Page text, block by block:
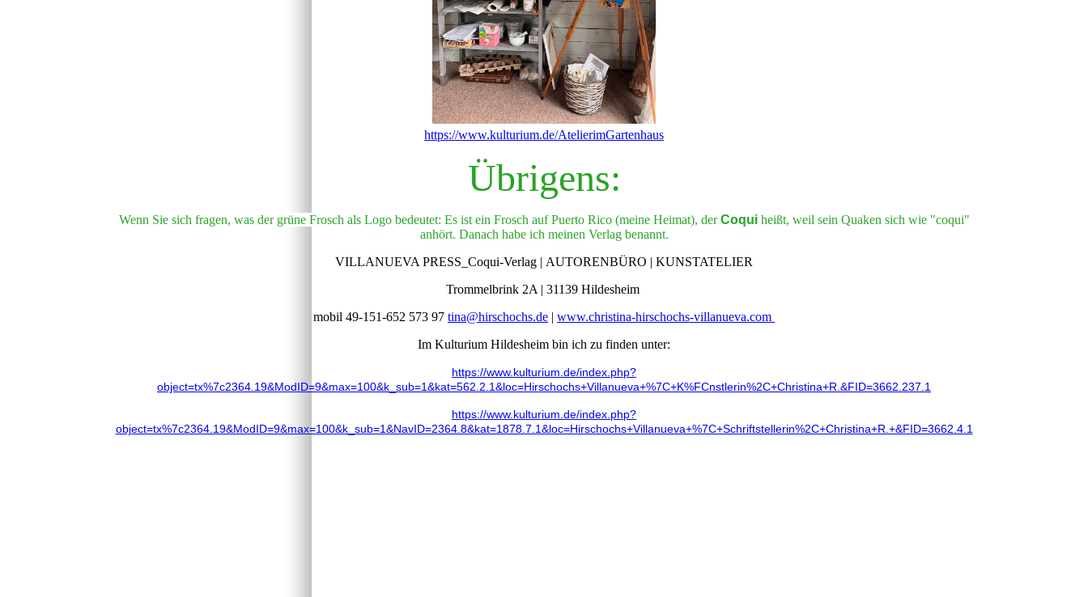
https://www.kulturium.de/AtelierimGartenhaus
Übrigens:
Wenn Sie sich fragen, was der grüne Frosch als Logo bedeutet: Es ist ein Frosch auf Puerto Rico (meine Heimat), derCoquiheißt, weil sein Quaken sich wie "coqui"
anhört. Danach habe ich meinen Verlag benannt.
VILLANUEVA PRESS_Coqui-Verlag | AUTORENBÜRO | KUNSTATELIER
Trommelbrink 2A | 31139 Hildesheim
mobil 49-151-652 573 97 tina@hirschochs.de | www.christina-hirschochs-villanueva.com
Im Kulturium Hildesheim bin ich zu finden unter:
https://www.kulturium.de/index.php?
object=tx%7c2364.19&ModID=9&max=100&k_sub=1&kat=562.2.1&loc=Hirschochs+Villanueva+%7C+K%FCnstlerin%2C+Christina+R.&FID=3662.237.1
https://www.kulturium.de/index.php?
object=tx%7c2364.19&ModID=9&max=100&k_sub=1&NavID=2364.8&kat=1878.7.1&loc=Hirschochs+Villanueva+%7C+Schriftstellerin%2C+Christina+R.+&FID=3662.4.1